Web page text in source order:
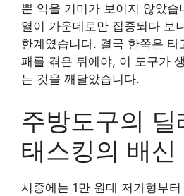
뿐 익을 기미가 보이지 않았습
열이 가운데로만 집중되다 보
한계였습니다. 결국 한쪽은 타
패를 겪은 뒤에야, 이 도구가
는 것을 깨달았습니다.
주방도구의 딜
태스킹의 배신
시중에는 1만 원대 저가형부